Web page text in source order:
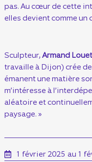
pas. Au cœur de cette
elles devient comme
Sculpteur,Armand Louet
travaille à Dijon) crée
émanent une matière
m’intéresse à
aléatoire et
paysage. »
1 février 2025 au 1